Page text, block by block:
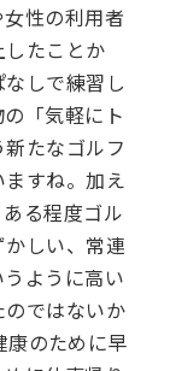
性の利用者
たことか
しで練習し
「気軽にト
たなゴルフ
すね。加え
る程度ゴル
しい、常連
ように高い
ではないか
のために早